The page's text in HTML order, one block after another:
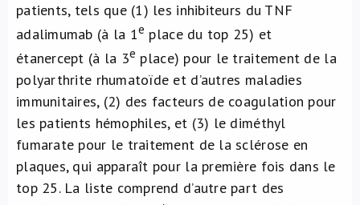
patients, tels que (1) les inhibiteurs du TNF
adalimumab (à la 1e place du top 25) et
étanercept (à la 3e place) pour le traitement de la
polyarthrite rhumatoïde et d’autres maladies
immunitaires, (2) des facteurs de coagulation pour
les patients hémophiles, et (3) le diméthyl
fumarate pour le traitement de la sclérose en
plaques, qui apparaît pour la première fois dans le
top 25. La liste comprend d’autre part des